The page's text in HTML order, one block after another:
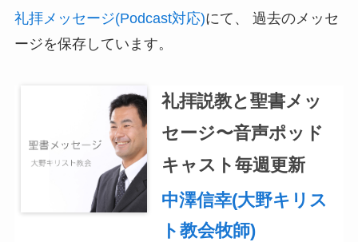
礼拝メッセージ(Podcast対応)にて、 過去のメッセ
ージを保存しています。
礼拝説教と聖書メッ
セージ〜音声ポッド
キャスト毎週更新
中澤信幸(大野キリス
ト教会牧師)